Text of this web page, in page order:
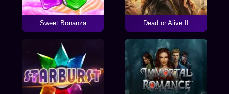
Sweet Bonanza Dead or Alive II